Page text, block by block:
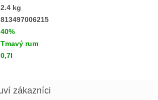
2.4 kg
813497006215
40%
Tmavý rum
0,7l